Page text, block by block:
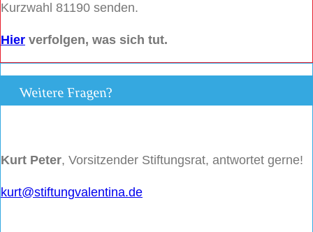
Kurzwahl 81190 senden.
Hier verfolgen, was sich tut.
Weitere Fragen?
Kurt Peter, Vorsitzender Stiftungsrat, antwortet gerne!
kurt@stiftungvalentina.de